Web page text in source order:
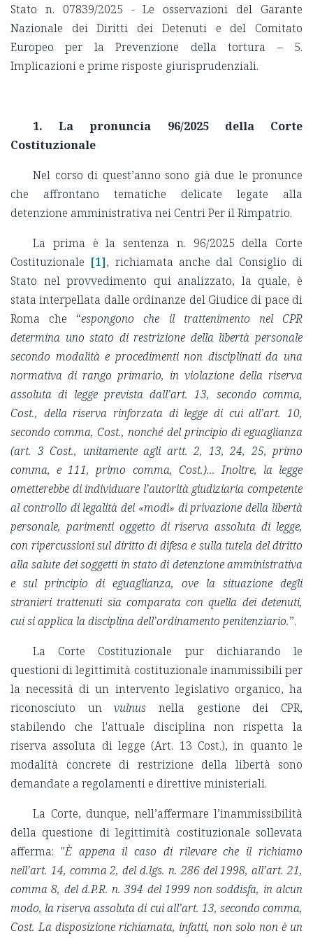
Stato n. 07839/2025 - Le osservazioni del Garante
Nazionale dei Diritti dei Detenuti e del Comitato
Europeo per la Prevenzione della tortura – 5.
Implicazioni e prime risposte giurisprudenziali.
1. La pronuncia 96/2025 della Corte
Costituzionale
Nel corso di quest’anno sono già due le pronunce
che affrontano tematiche delicate legate alla
detenzione amministrativa nei Centri Per il Rimpatrio.
La prima è la sentenza n. 96/2025 della Corte
Costituzionale [1], richiamata anche dal Consiglio di
Stato nel provvedimento qui analizzato, la quale, è
stata interpellata dalle ordinanze del Giudice di pace di
Roma che “espongono che il trattenimento nel CPR
determina uno stato di restrizione della libertà personale
secondo modalità e procedimenti non disciplinati da una
normativa di rango primario, in violazione della riserva
assoluta di legge prevista dall’art. 13, secondo comma,
Cost., della riserva rinforzata di legge di cui all’art. 10,
secondo comma, Cost., nonché del principio di eguaglianza
(art. 3 Cost., unitamente agli artt. 2, 13, 24, 25, primo
comma, e 111, primo comma, Cost.)... Inoltre, la legge
ometterebbe di individuare l’autorità giudiziaria competente
al controllo di legalità dei «modi» di privazione della libertà
personale, parimenti oggetto di riserva assoluta di legge,
con ripercussioni sul diritto di difesa e sulla tutela del diritto
allasalute dei soggetti in stato di detenzione amministrativa
e sul principio di eguaglianza, ove la situazione degli
stranieri trattenuti sia comparata con quella dei detenuti,
cui si applica la disciplina dell’ordinamento penitenziario.”.
La Corte Costituzionale pur dichiarando le
questioni di legittimità costituzionale inammissibili per
la necessità di un intervento legislativo organico, ha
riconosciuto unvulnus nella gestione dei CPR,
stabilendo che l'attuale disciplina non rispetta la
riserva assoluta di legge (Art. 13 Cost.), in quanto le
modalità concrete di restrizione della libertà sono
demandate a regolamenti e direttive ministeriali.
La Corte, dunque, nell’affermare l’inammissibilità
della questione di legittimità costituzionale sollevata
afferma: "È appena il caso di rilevare che il richiamo
nell’art. 14, comma 2, del d.lgs. n. 286 del 1998, all’art. 21,
comma 8, del d.P.R. n. 394 del 1999 non soddisfa, in alcun
modo, la riserva assoluta di cui all’art. 13, secondo comma,
Cost. La disposizione richiamata, infatti, non solo non è un